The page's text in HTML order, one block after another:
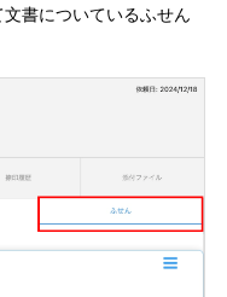
書についているふせん